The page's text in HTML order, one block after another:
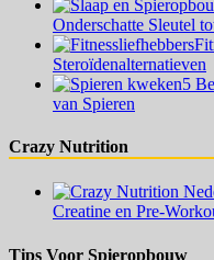
Onderschatte Sleutel
Steroïdenalternatieven
5
van Spieren
Crazy Nutrition
Creatine en Pre-
Tips Voor Spieropbouw